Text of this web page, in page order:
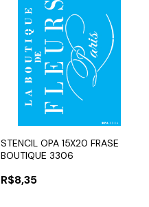
STENCIL OPA 15X20 FRASE
BOUTIQUE 3306
R$8,35